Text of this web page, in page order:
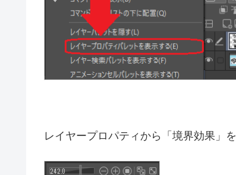
レイヤープロパティが見つからない場